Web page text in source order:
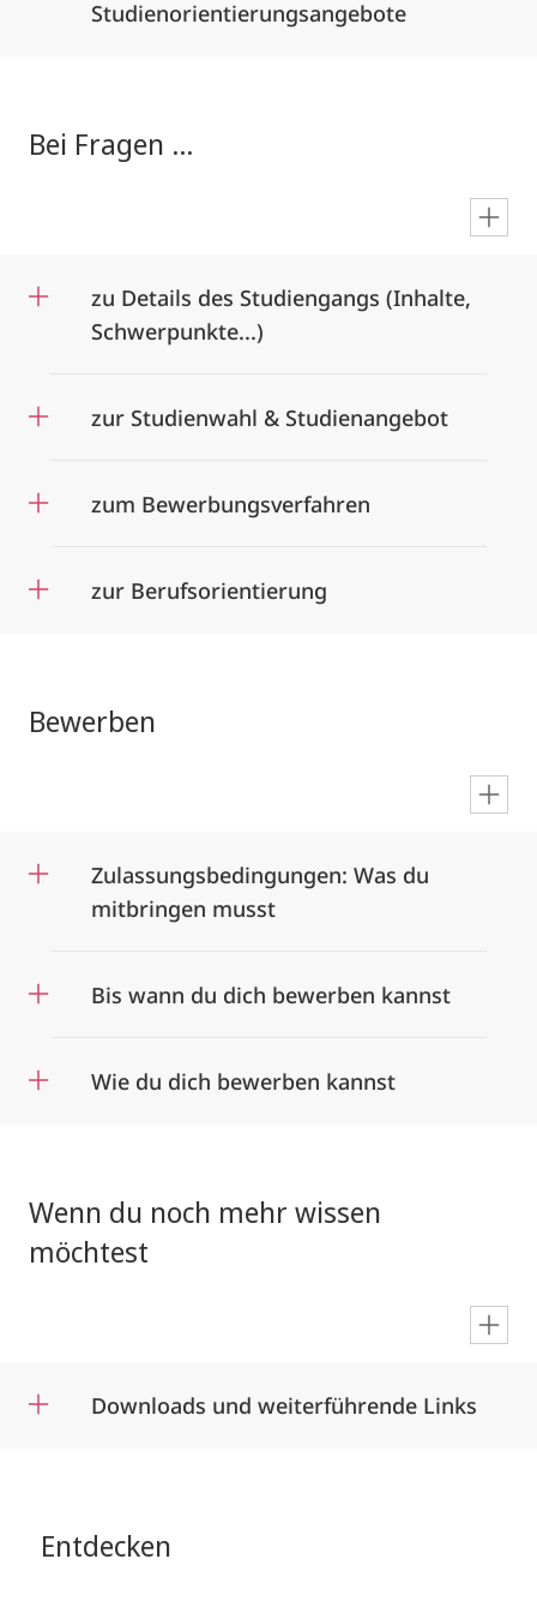
Studienorientierungsangebote
Bei Fragen ...
zu Details des Studiengangs (Inhalte,
Schwerpunkte...)
zur Studienwahl & Studienangebot
zum Bewerbungsverfahren
zur Berufsorientierung
Bewerben
Zulassungsbedingungen: Was du
mitbringen musst
Bis wann du dich bewerben kannst
Wie du dich bewerben kannst
Wenn du noch mehr wissen
möchtest
Downloads und weiterführende Links
Entdecken